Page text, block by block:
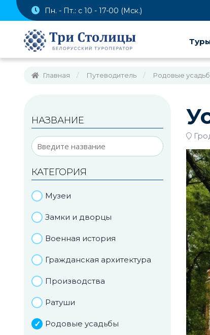
Пн. - Пт.: с 10 - 17-00 (Мск.)
Главная Путеводитель Родовые
НАЗВАНИЕ
КАТЕГОРИЯ
Музеи
Замки и дворцы
Военная история
Гражданская архитектура
Производства
Ратуши
Родовые усадьбы